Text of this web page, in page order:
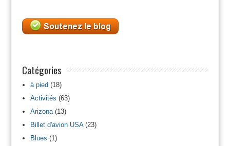
Catégories
à pied(18)
Activités (63)
Arizona(13)
Billet d'avion USA(23)
Blues (1)